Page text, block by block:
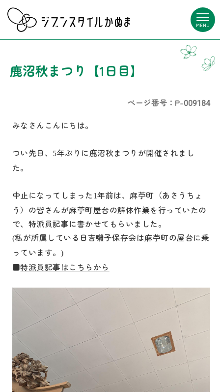
MENU
鹿沼秋まつり【1日目】
ページ番号：P-009184
みなさんこんにちは。
つい先日、 5年ぶりに鹿沼秋まつりが開催されまし
た。
中止になってしまった 1年前は、麻苧町（あさうちょ
う）の皆さんが麻苧町屋台の解体作業を行っていたの
で、特派員記事に書かせてもらいました。
(私が所属している日吉囃子保存会は麻苧町の屋台に乗
っています。
)
■特派員記事はこちらから